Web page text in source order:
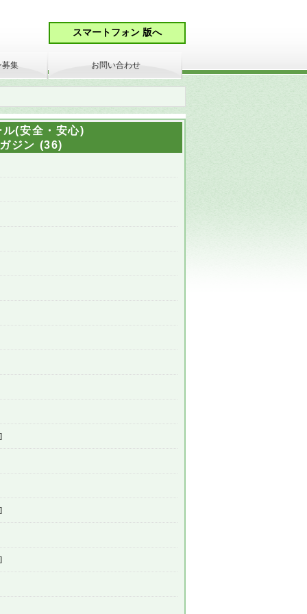
募集 お問い合わせ
(安全・安心)
ジン (36)
]
]
]